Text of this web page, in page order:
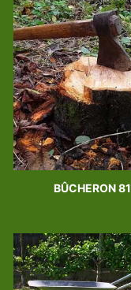
BÛCHERON 81